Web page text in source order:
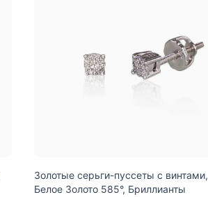
Золотые серьги-пуссеты с винтами,
Белое Золото 585°, Бриллианты